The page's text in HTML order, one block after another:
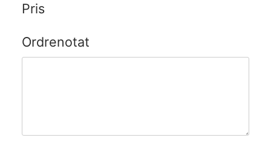
Pris
Ordrenotat